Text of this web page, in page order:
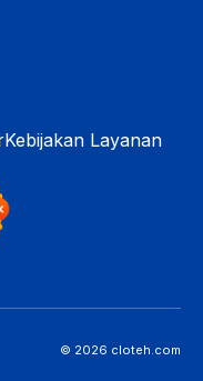
Kebijakan Layanan
© 2026 cloteh.com